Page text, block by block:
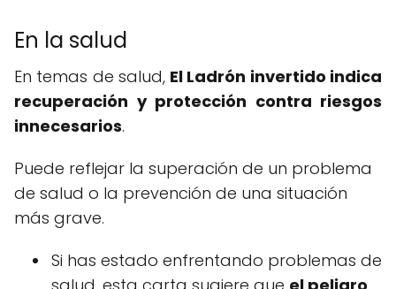
En la salud
En temas de salud, El Ladrón invertido indica
recuperación y protección contra riesgos
innecesarios.
Puede reflejar la superación de un problema
de salud o la prevención de una situación
más grave.
Si has estado enfrentando problemas de